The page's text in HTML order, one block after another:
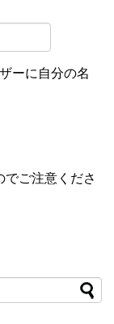
ーに自分の名
でご注意くださ